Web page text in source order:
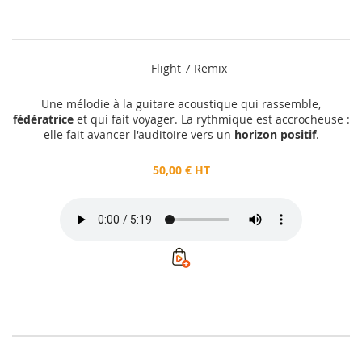
Flight 7 Remix
Une mélodie à la guitare acoustique qui rassemble,
fédératriceet qui fait voyager. La rythmique est accrocheuse :
elle fait avancer l'auditoire vers un horizon positif.
50,00 € HT